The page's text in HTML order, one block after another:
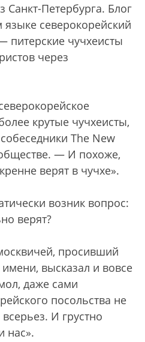
Санкт-Петербурга. Блог
языке северокорейский
питерские чучхеисты
через
крутые чучхеисты,
The New
— И похоже,
верят в чучхе».
возник вопрос:
верят?
просивший
высказал и вовсе
даже сами
посольства не
И грустно
нас».